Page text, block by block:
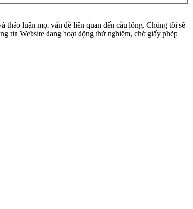
luận mọi vấn đề liên quan đến cầu lông. Chúng tôi sẽ
tin Website đang hoạt động thử nghiệm, chờ giấy phép